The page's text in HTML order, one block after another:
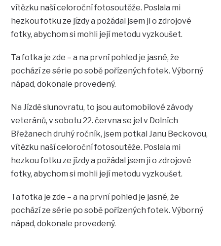
vítězku naší celoroční fotosoutěže. Poslala mi
hezkou fotku ze jízdy a požádal jsem ji o zdrojové
fotky, abychom si mohli její metodu vyzkoušet.
Ta fotka je zde – a na první pohled je jasné, že
pochází ze série po sobě pořízených fotek. Výborný
nápad, dokonale provedený.
Na Jízdě slunovratu, to jsou automobilové závody
veteránů, v sobotu 22. června se jel v Dolních
Břežanech druhý ročník, jsem potkal Janu Beckovou,
vítězku naší celoroční fotosoutěže. Poslala mi
hezkou fotku ze jízdy a požádal jsem ji o zdrojové
fotky, abychom si mohli její metodu vyzkoušet.
Ta fotka je zde – a na první pohled je jasné, že
pochází ze série po sobě pořízených fotek. Výborný
nápad, dokonale provedený.